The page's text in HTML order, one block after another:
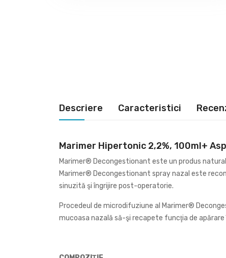
Descriere Caracteristici
Marimer Hipertonic 2,2%, 100ml+
Marimer® Decongestionant este un produs
Marimer® Decongestionant spray nazal este
sinuzită şi îngrijire post-operatorie.
Procedeul de microdifuziune al Marimer®
mucoasa nazală să-şi recapete funcţia de